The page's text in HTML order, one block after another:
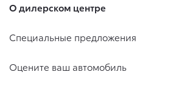
О дилерском центре
Специальные предложения
Оцените ваш автомобиль